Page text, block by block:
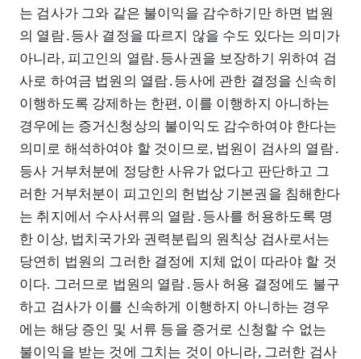
는 검사가 그와 같은 불이익을 감수하기만 하면 법원
의 열람․등사 결정을 따르지 않을 수도 있다는 의미가
아니라, 피고인의 열람․등사권을 보장하기 위하여 검
사로 하여금 법원의 열람․등사에 관한 결정을 신속히
이행하도록 강제하는 한편, 이를 이행하지 아니하는
경우에는 증거신청상의 불이익도 감수하여야 한다는
의미로 해석하여야 할 것이므로, 법원이 검사의 열람․
등사 거부처분에 정당한 사유가 없다고 판단하고 그
러한 거부처분이 피고인의 헌법상 기본권을 침해한다
는 취지에서 수사서류의 열람․등사를 허용하도록 명
한 이상, 법치국가와 권력분립의 원칙상 검사로서는
당연히 법원의 그러한 결정에 지체 없이 따라야 할 것
이다. 그러므로 법원의 열람․등사 허용 결정에도 불구
하고 검사가 이를 신속하게 이행하지 아니하는 경우
에는 해당 증인 및 서류 등을 증거로 신청할 수 없는
불이익을 받는 것에 그치는 것이 아니라, 그러한 검사